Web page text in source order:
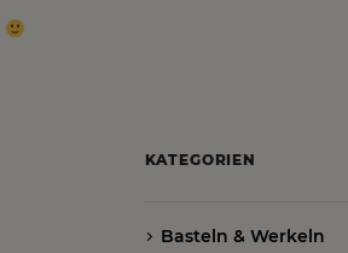
KATEGORIEN
Basteln & Werkeln